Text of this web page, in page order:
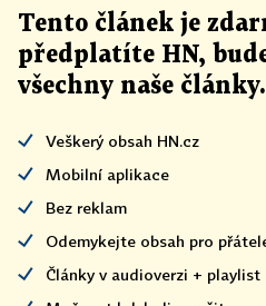
Tento článek je
předplatíte HN,
všechny naše články.
Veškerý obsah HN.cz
Mobilní aplikace
Bez reklam
Odemykejte obsah pro
Články v audioverzi + playlist